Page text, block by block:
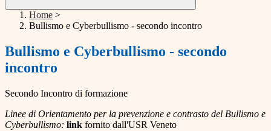
Home >
Bullismo e Cyberbullismo - secondo incontro
Bullismo e Cyberbullismo - secondo
incontro
Secondo Incontro di formazione
Linee di Orientamento per la prevenzione e contrasto del Bullismo e
Cyberbullismo: link fornito dall'USR Veneto